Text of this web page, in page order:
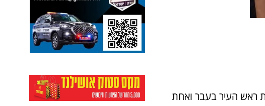
ראש העיר בעבר ואחת